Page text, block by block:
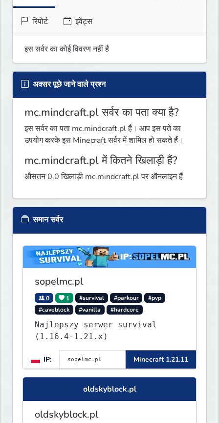
रिपोर्ट इवेंट्स
इस सर्वर का कोई विवरण नहीं है
अक्सर पूछे जाने वाले प्रश्न
mc.mindcraft.pl सर्वर का पता क्या है?
इस सर्वर का पता mc.mindcraft.pl है। आप इस पते का
उपयोग करके इस Minecraft सर्वर में शामिल हो सकते हैं।
mc.mindcraft.pl में कितने खिलाड़ी हैं?
औसतन 0.0 खिलाड़ी mc.mindcraft.pl पर ऑनलाइन हैं
समान सर्वर
sopelmc.pl
0 1 #survival #parkour
#pvp
#caveblock
#vanilla #hardcore
Najlepszy serwer survival
(1.16.4-1.21.x)
IP: Minecraft 1.21.11
oldskyblock.pl
oldskyblock.pl